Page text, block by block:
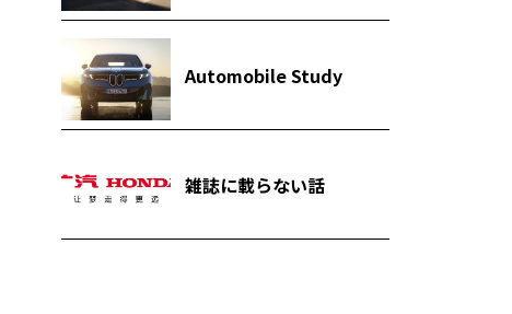
Automobile Study
雑誌に載らない話